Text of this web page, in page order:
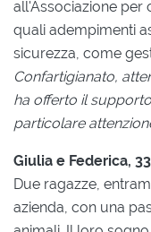
all'Associazione per
quali adempimenti
sicurezza, come
Confartigianato,
ha offerto il
particolare
Giulia e Federica,
Due ragazze,
azienda, con una